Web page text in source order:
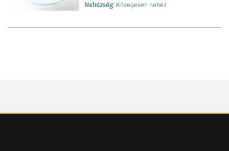
Nehézség: Közepesen nehéz